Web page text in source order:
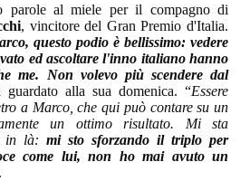
parole al miele per il compagno di
, vincitore del Gran Premio d'Italia.
questo podio è bellissimo: vedere
ed ascoltare l'inno italiano hanno
me. Non volevo più scendere dal
alla sua domenica. “Essere
a Marco, che qui può contare su un
un ottimo risultato. Mi sta
in là: mi sto sforzando il triplo per
come lui, non ho mai avuto un